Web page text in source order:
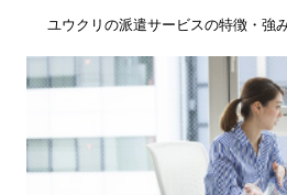
ユウクリの派遣サービスの特徴・強